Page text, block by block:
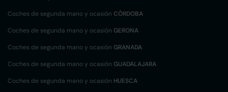
Coches de segunda mano y ocasión CÓRDOBA
Coches de segunda mano y ocasión GERONA
Coches de segunda mano y ocasión GRANADA
Coches de segunda mano y ocasión GUADALAJARA
Coches de segunda mano y ocasión HUESCA